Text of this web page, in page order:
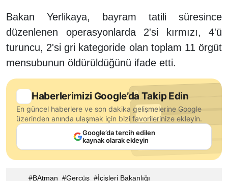
Bakan Yerlikaya, bayram tatili süresince
düzenlenen operasyonlarda 2'si kırmızı, 4'ü
turuncu, 2'si gri kategoride olan toplam 11 örgüt
mensubunun öldürüldüğünü ifade etti.
Haberlerimizi Google’da Takip Edin
En güncel haberlere ve son dakika gelişmelerine Google
üzerinden anında ulaşmak için bizi favorilerinize ekleyin.
Google’da tercih edilen
kaynak olarak ekleyin
BAtman Gercüş İçişleri Bakanlığı